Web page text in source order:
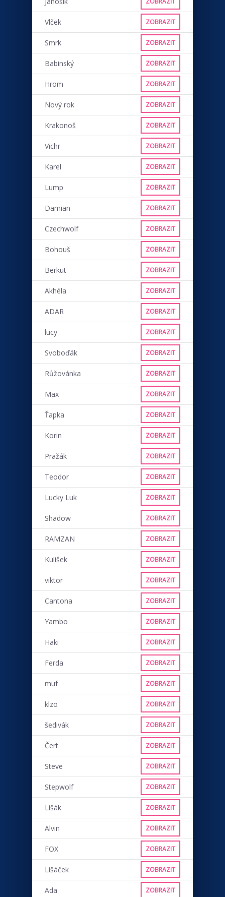
Vlček ZOBRAZIT
Smrk ZOBRAZIT
Babinský ZOBRAZIT
Hrom ZOBRAZIT
Nový rok ZOBRAZIT
Krakonoš ZOBRAZIT
Vichr ZOBRAZIT
Karel ZOBRAZIT
Lump ZOBRAZIT
Damian ZOBRAZIT
Czechwolf ZOBRAZIT
Bohouš ZOBRAZIT
Berkut ZOBRAZIT
Akhéla ZOBRAZIT
ADAR ZOBRAZIT
lucy ZOBRAZIT
Svoboďák ZOBRAZIT
Růžovánka ZOBRAZIT
Max ZOBRAZIT
Ťapka ZOBRAZIT
Korin ZOBRAZIT
Pražák ZOBRAZIT
Teodor ZOBRAZIT
Lucky Luk ZOBRAZIT
Shadow ZOBRAZIT
RAMZAN ZOBRAZIT
Kulišek ZOBRAZIT
viktor ZOBRAZIT
Cantona ZOBRAZIT
Yambo ZOBRAZIT
Haki ZOBRAZIT
Ferda ZOBRAZIT
muf ZOBRAZIT
klzo ZOBRAZIT
šedivák ZOBRAZIT
Čert ZOBRAZIT
Steve ZOBRAZIT
Stepwolf ZOBRAZIT
Lišák ZOBRAZIT
Alvin ZOBRAZIT
FOX ZOBRAZIT
Lišáček ZOBRAZIT
Ada ZOBRAZIT